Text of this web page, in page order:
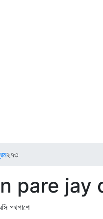
২৭৩
pare jay
পথপাশে